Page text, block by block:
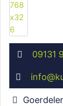
09131
info@